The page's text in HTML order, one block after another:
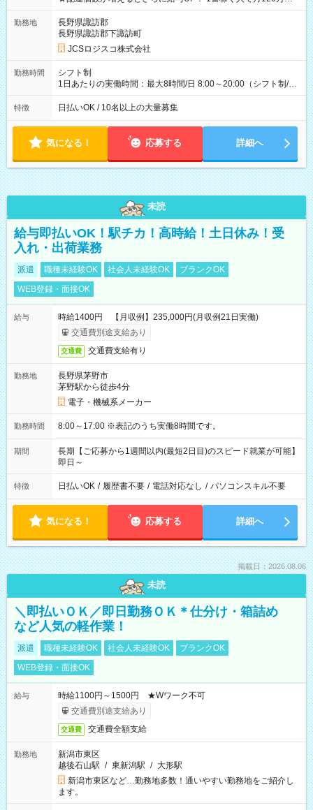
ど！ ・主要都市エリア 月収55万円／週5日稼働 月収65万~112
万円／週6日稼働 ・地方郊外エリア 月収40万円／週5日稼働 月
収40万円~50万円／週6日稼働 ＜モデルイメージ＞ ■月収50万
円 (27歳男性/江東区在住)※元建築関係 1日150個配達×25日勤務
(日休み) ■月収80万円(43歳男性/墨田区在住)※元営業 1日200個
勤務地
長野県諏訪郡
長野県諏訪郡下諏訪町
JCSロジスコ株式会社
勤務時間
シフト制
1日あたりの実働時間：最大8時間/日 8:00～20:00（シフト制/実
働8時間） ※週5日勤務（場所次第では週4も有り） ※配達状況
によって時間外での勤務可能性有り ※案件により多少の前後あ
特徴 日払いOK / 10名以上の大量募集
気になる！ 応募する 詳細へ
未読
給与即払いOK！駅チカ！高時給！土日休み！受
入れ・出荷業務
派遣 職種未経験OK 社会人未経験OK
ブランクOK
WEB登録・面接OK
給与
時給1400円 【月収例】235,000円(月収例21日実働)
交通費別途支給あり
交通費 交通費支給有り
勤務地
長野県茅野市
茅野駅から徒歩4分
電子・機械系メーカー
勤務時間 8:00～17:00 ※表記のうち実働8時間です。
期間
長期【ご応募から1週間以内(最短2日目)のスピード就業が可能】
即日～
特徴 日払いOK / 履歴書不要 / 電話対応なし / パソコンスキル不要
気になる！ 応募する 詳細へ
掲載日：2026.08.06
未読
＼即払いＯＫ／即日勤務ＯＫ＊仕分け・箱詰め
など人気の軽作業！
派遣 職種未経験OK 社会人未経験OK
ブランクOK
WEB登録・面接OK
給与
時給1100円～1500円 ★Wワーク不可
交通費別途支給あり
交通費 交通費全額支給
勤務地
新潟市東区
越後石山駅 / 東新潟駅 / 大形駅
新潟市東区など…勤務地多数！通いやすい勤務地をご紹介し
ます。